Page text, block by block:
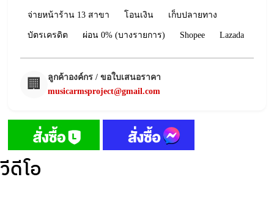
จ่ายหน้าร้าน 13 สาขา โอนเงิน เก็บปลายทาง
บัตรเครดิต ผ่อน 0% (บางรายการ) Shopee Lazada
🏢
ลูกค้าองค์กร / ขอใบเสนอราคา
musicarmsproject@gmail.com
วีดีโอ